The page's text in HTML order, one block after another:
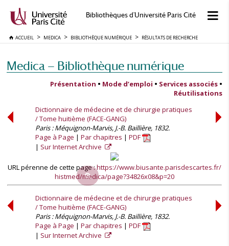
Bibliothèques d'Université Paris Cité
ACCUEIL MEDICA BIBLIOTHÈQUE NUMÉRIQUE RÉSULTATS DE RECHERCHE
Medica — Bibliothèque numérique
Présentation • Mode d’emploi • Services associés •
Réutilisations
Dictionnaire de médecine et de chirurgie pratiques
/ Tome huitième (FACE-GANG)
Paris : Méquignon-Marvis, J.-B. Baillière, 1832.
Page à Page
Par chapitres
PDF
Sur Internet Archive
URL pérenne de cette page :https://www.biusante.parisdescartes.fr/
histmed/medica/page?34826x08&p=20
Dictionnaire de médecine et de chirurgie pratiques
/ Tome huitième (FACE-GANG)
Paris : Méquignon-Marvis, J.-B. Baillière, 1832.
Page à Page
Par chapitres
PDF
Sur Internet Archive